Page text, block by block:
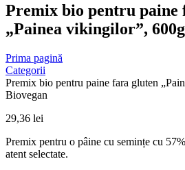
Premix bio pentru paine
„Painea vikingilor”,
Prima pagină
Categorii
Premix bio pentru paine fara gluten
Biovegan
29,36 lei
Premix pentru o pâine cu semințe cu
atent selectate.